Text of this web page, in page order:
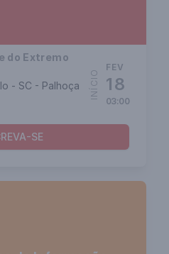
do Extremo
- SC - Palhoça
INÍCIO
FEV
18
03:00
SE